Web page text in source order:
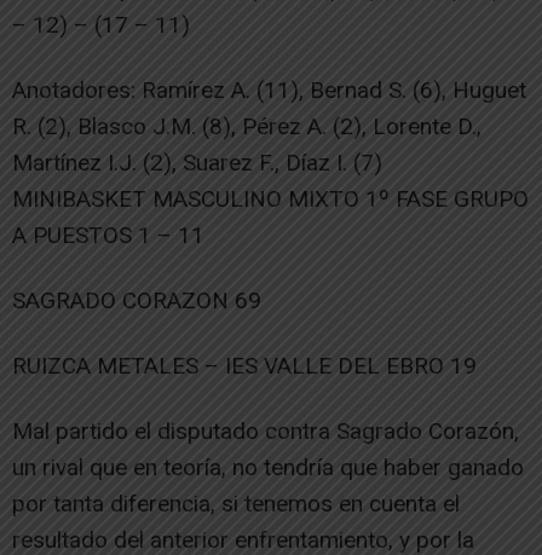
– 12) – (17 – 11)
Anotadores: Ramírez A. (11), Bernad S. (6), Huguet
R. (2), Blasco J.M. (8), Pérez A. (2), Lorente D.,
Martínez I.J. (2), Suarez F., Díaz I. (7)
MINIBASKET MASCULINO MIXTO 1º FASE GRUPO
A PUESTOS 1 – 11
SAGRADO CORAZON 69
RUIZCA METALES – IES VALLE DEL EBRO 19
Mal partido el disputado contra Sagrado Corazón,
un rival que en teoría, no tendría que haber ganado
por tanta diferencia, si tenemos en cuenta el
resultado del anterior enfrentamiento, y por la